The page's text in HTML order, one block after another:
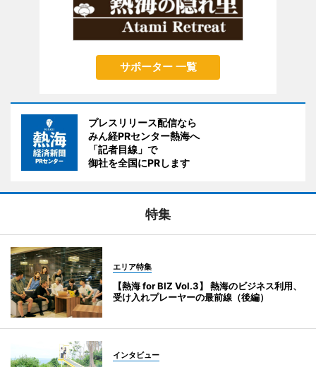
サポーター 一覧
プレスリリース配信なら
みん経PRセンター熱海へ
「記者目線」で
御社を全国にPRします
特集
エリア特集
【熱海 for BIZ Vol.3】 熱海のビジネス利用、
受け入れプレーヤーの最前線（後編）
インタビュー